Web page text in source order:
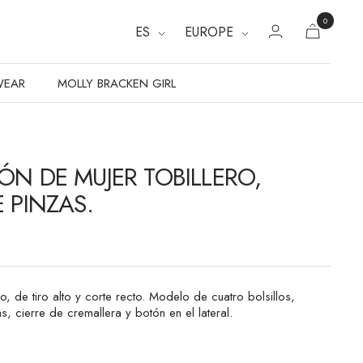
ES EUROPE
0
MOLLY BRACKEN GIRL
DE MUJER TOBILLERO,
PINZAS.
de tiro alto y corte recto. Modelo de cuatro bolsillos,
cierre de cremallera y botón en el lateral.